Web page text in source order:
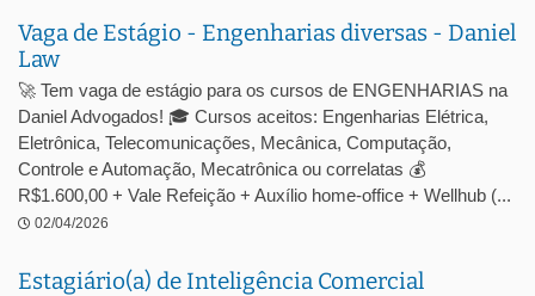
Vaga de Estágio - Engenharias diversas - Daniel
Law
🚀 Tem vaga de estágio para os cursos de ENGENHARIAS na
Daniel Advogados! 🎓 Cursos aceitos: Engenharias Elétrica,
Eletrônica, Telecomunicações, Mecânica, Computação,
Controle e Automação, Mecatrônica ou correlatas 💰
R$1.600,00 + Vale Refeição + Auxílio home-office + Wellhub (...
02/04/2026
Estagiário(a) de Inteligência Comercial